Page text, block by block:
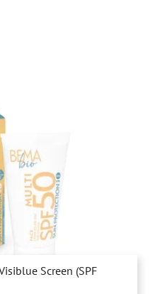
Screen (SPF